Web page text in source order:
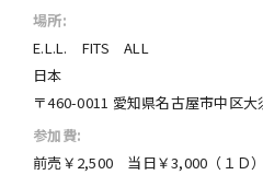
場所:
E.L.L. FITS ALL
日本
〒460-0011 愛知県名古屋市中区大
参加費:
前売￥2,500 当日￥3,000（１Ｄ）